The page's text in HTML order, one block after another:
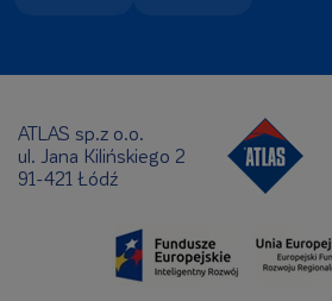
ATLAS sp.z o.o.
ul. Jana Kilińskiego 2
91-421 Łódź